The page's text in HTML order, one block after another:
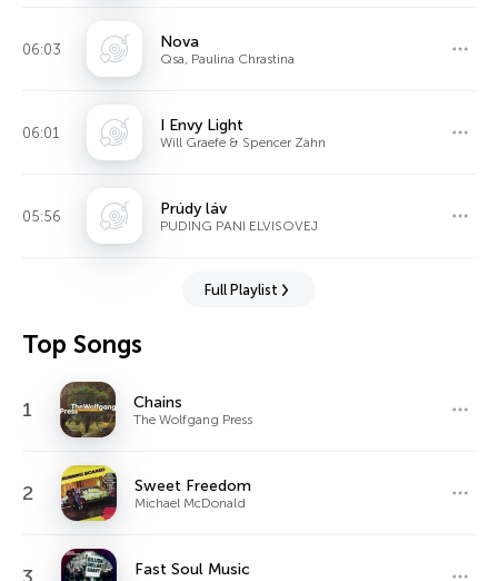
06:03 Nova
Qsa, Paulina Chrastina
06:01 I Envy Light
Will Graefe & Spencer Zahn
05:56 Prúdy láv
PUDING PANI ELVISOVEJ
Full Playlist
Top Songs
1 Chains
The Wolfgang Press
2 Sweet Freedom
Michael McDonald
Fast Soul Music